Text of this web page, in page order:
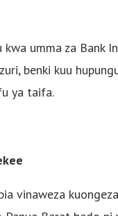
umma za Bank
benki kuu
ya taifa.
vinaweza